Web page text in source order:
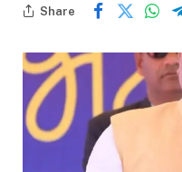
Share